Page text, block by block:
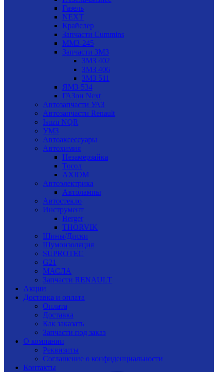
Газель
NEXT
Крайслер
Запчасти Cummins
ММЗ-245
Запчасти ЗМЗ
ЗМЗ 402
ЗМЗ 406
ЗМЗ 511
ЯМЗ-534
ГАЗон Next
Автозапчасти УАЗ
Автозапчасти Renault
Isuzu NQR
УМЗ
Автоаксессуары
Автохимия
Незамерзайка
Тосол
AXIOM
Автоэлектрика
Автолампы
Автостекло
Инструмент
Berger
THORVIK
Шины/Диски
Шумоизоляция
SUPROTEC
G21
МАСЛА
Запчасти RENAULT
Акции
Доставка и оплата
Оплата
Доставка
Как заказать
Запчасти под заказ
О компании
Реквизиты
Соглашение о конфиденциальности
Контакты